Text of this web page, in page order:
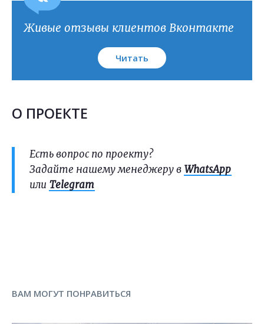
Живые отзывы клиентов Вконтакте
Читать
О ПРОЕКТЕ
Есть вопрос по проекту?
Задайте нашему менеджеру в WhatsApp
или Telegram
ВАМ МОГУТ ПОНРАВИТЬСЯ